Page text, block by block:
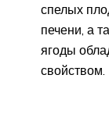
спелых
печени, а
ягоды
свойством.